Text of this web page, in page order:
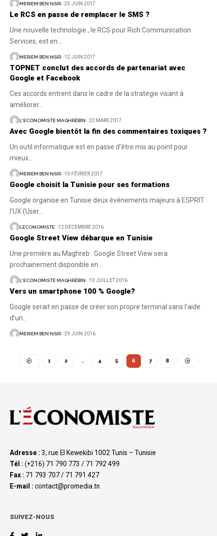
MERIEM BEN NSIR 25 JUIN 2017
Le RCS en passe de remplacer le SMS ?
Une nouvelle technologie , le RCS pour Rich Communication
Services, est en
MERIEM BEN NSIR 12 JUIN 2017
TOPNET conclut des accords de partenariat avec
Google et Facebook
Ces accords entrent dans le cadre de la stratégie visant à
améliorer…
L'ECONOMISTE MAGHRÉBIN 22 MARS 2017
Avec Google bientôt la fin des commentaires toxiques ?
Un outil informatique est en passe d’être mis au point pour
mieux
MERIEM BEN NSIR 15 FÉVRIER 2017
Google choisit la Tunisie pour ses formations
Google organise en Tunisie deux événements majeurs à ESPRIT :
l'UX (User…
LECONOMISTE 12 DÉCEMBRE 2016
Google Street View débarque en Tunisie
Une première au Maghreb : Google Street View sera
prochainement disponible en
L'ECONOMISTE MAGHRÉBIN 13 JUILLET 2016
Vers un smartphone 100 % Google?
Google serait en passe de créer son propre terminal sans l’aide
d’un
MERIEM BEN NSIR 29 JUIN 2016
1 2 … 4 5 6 7 8
Adresse : 3, rue El Kewekibi 1002 Tunis – Tunisie
Tél : (+216) 71 790 773 / 71 792 499
Fax : 71 793 707 / 71 791 427
E-mail : contact@promedia.tn
SUIVEZ-NOUS